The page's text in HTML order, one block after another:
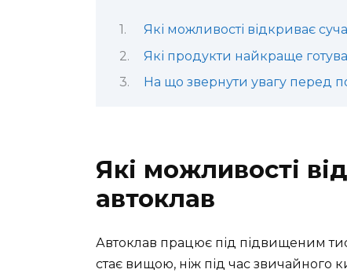
Які можливості відкриває
Які продукти найкраще
На що звернути увагу перед
Які можливості
автоклав
Автоклав працює під підвищеним
стає вищою, ніж під час звичайного